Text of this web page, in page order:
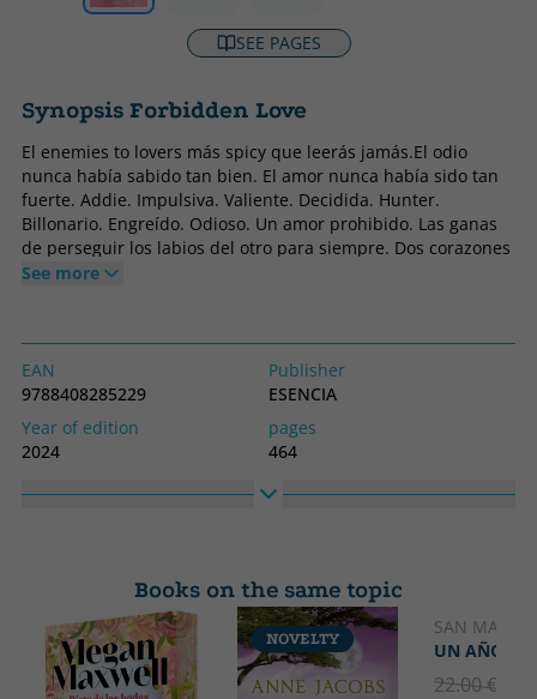
SEE PAGES
Synopsis Forbidden Love
El enemies to lovers más spicy que leerás jamás.El odio
nunca había sabido tan bien. El amor nunca había sido tan
fuerte. Addie. Impulsiva. Valiente. Decidida. Hunter.
Billonario. Engreído. Odioso. Un amor prohibido. Las ganas
de perseguir los labios del otro para siempre. Dos corazones
que piensan saltarse todas las reglas. Estarán juntos aunque
See more
EAN
9788408285229
Publisher
ESENCIA
Year of edition
2024
pages
464
Idiom
Contemporánea
Width
150
Books on the same topic
NOVELTY
SAN
UN AÑO Y
22.00 €